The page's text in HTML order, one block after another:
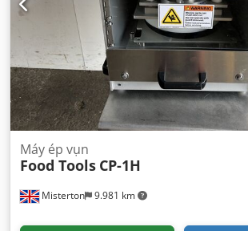
Misterton 9.981 km
Máy ép vụn
Food Tools CP-1H